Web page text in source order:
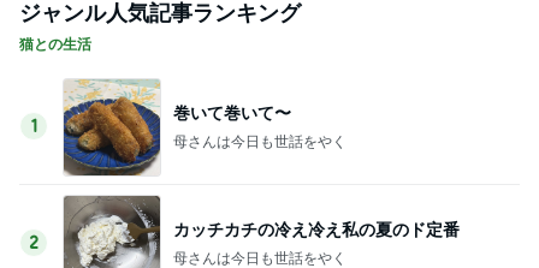
ジャンル人気記事ランキング
猫との生活
1
巻いて巻いて〜
母さんは今日も世話をやく
2
カッチカチの冷え冷え私の夏のド定番
母さんは今日も世話をやく